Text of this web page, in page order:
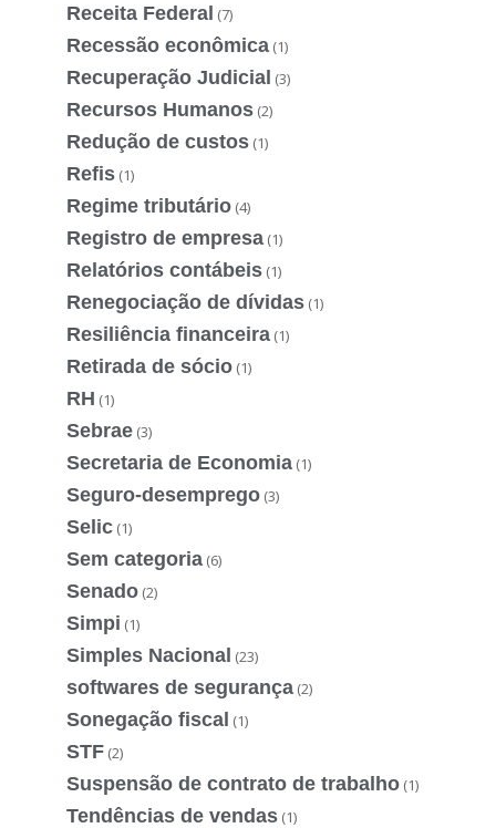
Receita Federal (7)
Recessão econômica (1)
Recuperação Judicial (3)
Recursos Humanos (2)
Redução de custos (1)
Refis (1)
Regime tributário (4)
Registro de empresa (1)
Relatórios contábeis (1)
Renegociação de dívidas (1)
Resiliência financeira (1)
Retirada de sócio (1)
RH (1)
Sebrae (3)
Secretaria de Economia (1)
Seguro-desemprego (3)
Selic (1)
Sem categoria (6)
Senado (2)
Simpi (1)
Simples Nacional (23)
softwares de segurança (2)
Sonegação fiscal (1)
STF (2)
Suspensão de contrato de trabalho (1)
Tendências de vendas (1)